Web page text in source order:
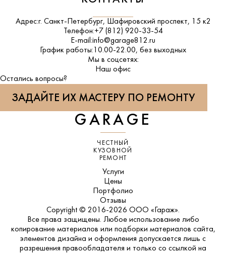
Адрес:г. Санкт-Петербург, Шафировский проспект, 15 к2
Телефон:+7 (812) 920-33-54
E-mail:info@garage812.ru
График работы:10.00-22.00, без выходных
Мы в соцсетях:
ВКонтакте
Наш офис
Остались вопросы?
ЗАДАЙТЕ ИХ МАСТЕРУ ПО РЕМОНТУ
GARAGE
ЧЕСТНЫЙ
КУЗОВНОЙ
РЕМОНТ
Услуги
Цены
Портфолио
Отзывы
Copyright © 2016-2026 ООО «Гараж».
Все права защищены. Любое использование либо
копирование материалов или подборки материалов сайта,
элементов дизайна и оформления допускается лишь с
разрешения правообладателя и только со ссылкой на